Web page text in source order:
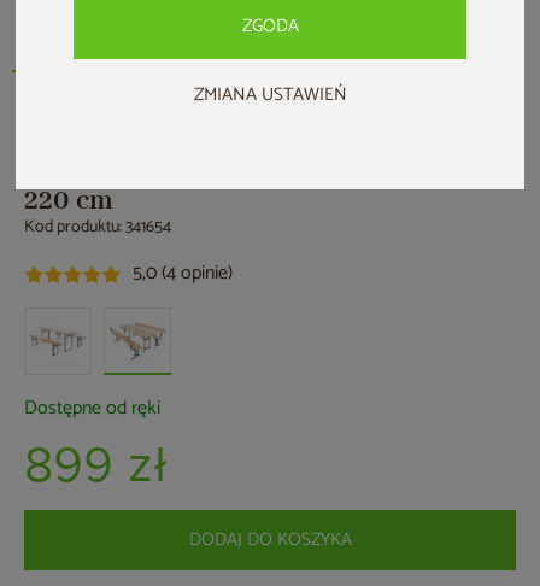
ZGODA
ZMIANA USTAWIEŃ
220 cm
Kod produktu: 341654
5,0 (4 opinie)
Dostępne od ręki
899 zł
DODAJ DO KOSZYKA